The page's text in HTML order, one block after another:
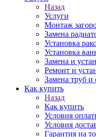
Назад
Услуги
Монтаж
Замена
Установка
Установка
Замена и
Ремонт и
Замена труб и
Как купить
Назад
Как купить
Условия
Условия
Гарантия на